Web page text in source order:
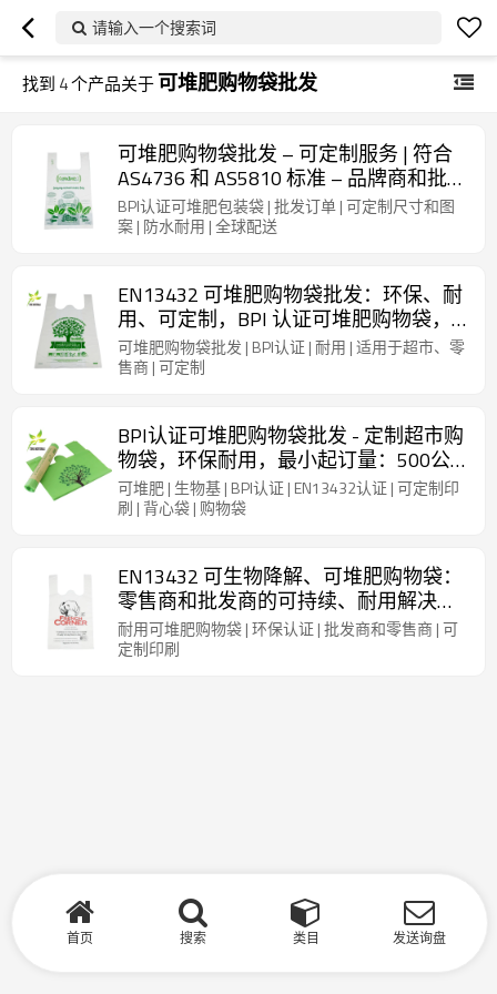
请输入一个搜索词
找到 4个产品关于可堆肥购物袋批发
可堆肥购物袋批发 – 可定制服务 | 符合
AS4736 和 AS5810 标准 – 品牌商和批发
商的理想之选
BPI认证可堆肥包装袋 | 批发订单 | 可定制尺寸和图
案 | 防水耐用 | 全球配送
EN13432 可堆肥购物袋批发：环保、耐
用、可定制，BPI 认证可堆肥购物袋，
适用于超市和零售商，全球供应
可堆肥购物袋批发 | BPI认证 | 耐用 | 适用于超市、零
售商 | 可定制
BPI认证可堆肥购物袋批发 - 定制超市购
物袋，环保耐用，最小起订量：500公
斤
可堆肥 | 生物基 | BPI认证 | EN13432认证 | 可定制印
刷 | 背心袋 | 购物袋
EN13432 可生物降解、可堆肥购物袋：
零售商和批发商的可持续、耐用解决方
案
耐用可堆肥购物袋 | 环保认证 | 批发商和零售商 | 可
定制印刷
首页 搜索 类目 发送询盘